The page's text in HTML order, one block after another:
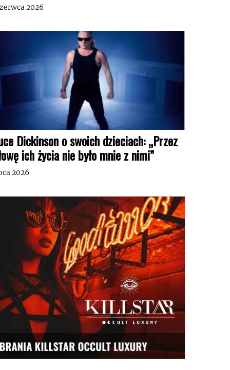
2026
Dickinson o swoich dzieciach: „Przez
ich życia nie było mnie z nimi”
2026